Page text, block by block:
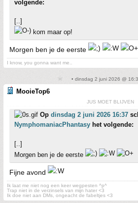
volgende:
[..]
kom maar op!
Morgen ben je de eerste
I know, you gonna want me..
• dinsdag 2 juni 2026 @
MooieTop6
JUS MOET BLIJVEN
Op dinsdag 2 juni 2026 16:37
NymphomaniacPhantasy het volgende:
[..]
Morgen ben je de eerste
Fijne avond
Ik laat me niet nog een keer wegpesten ^p^
Trap niet in de verzinsels van mijn hater <3
Ik doe niet aan DMs, ongeacht de fabeltjes <3